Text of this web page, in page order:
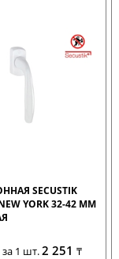
SECUSTIK
YORK 32-42 ММ
1 шт.2 251 ₸